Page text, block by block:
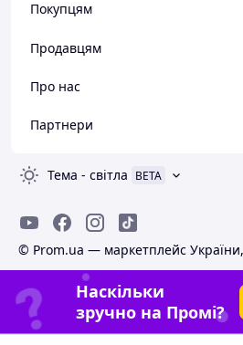
Покупцям
Продавцям
Про нас
Партнери
Тема - світла BETA
© Prom.ua — маркетплейс
Наскільки
зручно на Промі?